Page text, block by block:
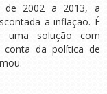
de 2002 a 2013, a
a inflação. É
uma solução com
conta da política de